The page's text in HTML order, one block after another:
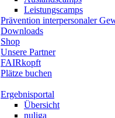
Leistungscamps
Prävention interpersonaler
Downloads
Shop
Unsere Partner
FAIRkopft
Plätze buchen
Ergebnisportal
Übersicht
nuliga